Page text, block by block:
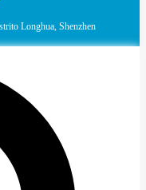
Longhua, Shenzhen